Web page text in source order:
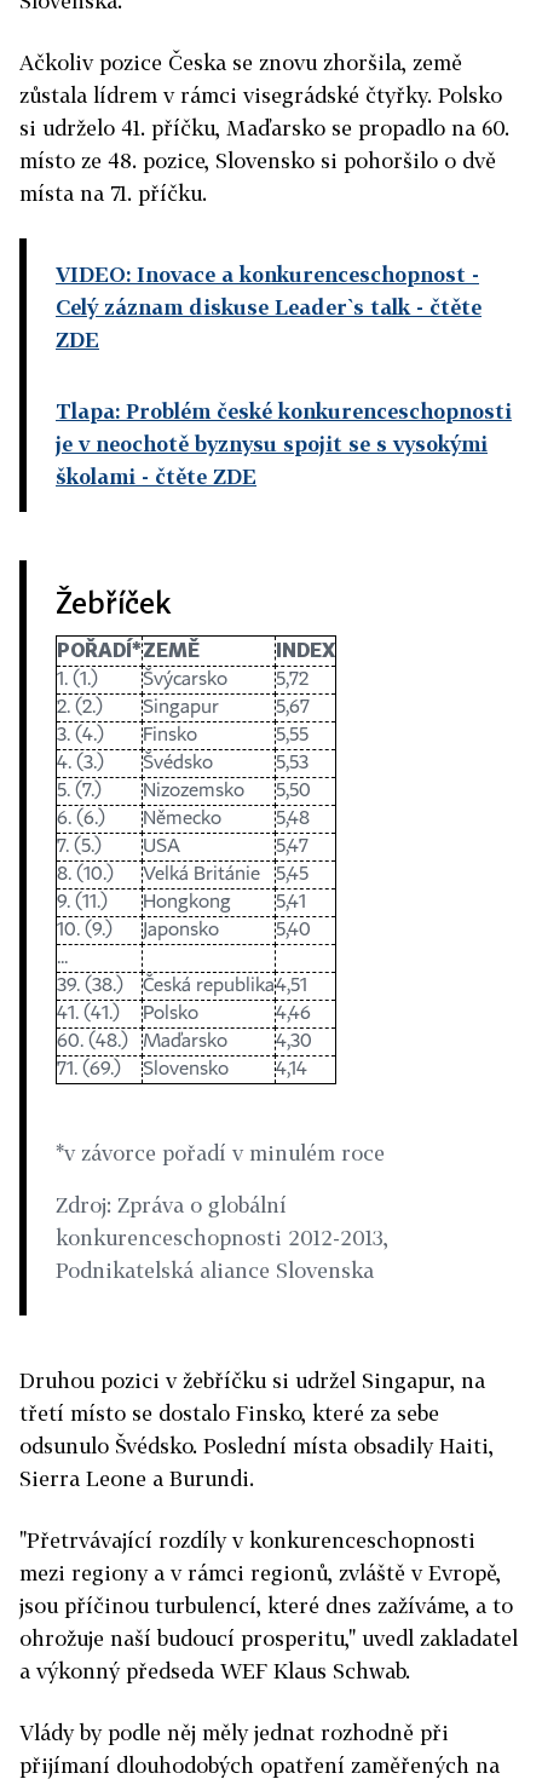
Ačkoliv pozice Česka se znovu zhoršila, země
zůstala lídrem v rámci visegrádské čtyřky. Polsko
si udrželo 41. příčku, Maďarsko se propadlo na 60.
místo ze 48. pozice, Slovensko si pohoršilo o dvě
místa na 71. příčku.
VIDEO: Inovace a konkurenceschopnost -
Celý záznam diskuse Leader`s talk - čtěte
ZDE
Tlapa: Problém české konkurenceschopnosti
je v neochotě byznysu spojit se s vysokými
školami - čtěte ZDE
Žebříček
POŘADÍ*ZEMĚ INDEX
1. (1.) Švýcarsko
5,72
2. (2.)
Singapur
5,67
3. (4.)
Finsko
5,55
4. (3.)
Švédsko
5,53
5. (7.)
Nizozemsko
5,50
6. (6.)
Německo
5,48
7. (5.)
USA
5,47
8. (10.)
Velká Británie
5,45
9. (11.)
Hongkong
5,41
10. (9.)
Japonsko
5,40
...
39. (38.)
Česká republika4,51
41. (41.)
Polsko
4,46
60. (48.)
Maďarsko
4,30
71. (69.)
Slovensko 4,14
*v závorce pořadí v minulém roce
Zdroj: Zpráva o globální
konkurenceschopnosti 2012-2013,
Podnikatelská aliance Slovenska
Druhou pozici v žebříčku si udržel Singapur, na
třetí místo se dostalo Finsko, které za sebe
odsunulo Švédsko. Poslední místa obsadily Haiti,
Sierra Leone a Burundi.
"Přetrvávající rozdíly v konkurenceschopnosti
mezi regiony a v rámci regionů, zvláště v Evropě,
jsou příčinou turbulencí, které dnes zažíváme, a to
ohrožuje naší budoucí prosperitu," uvedl zakladatel
a výkonný předseda WEF Klaus Schwab.
Vlády by podle něj měly jednat rozhodně při
přijímaní dlouhodobých opatření zaměřených na